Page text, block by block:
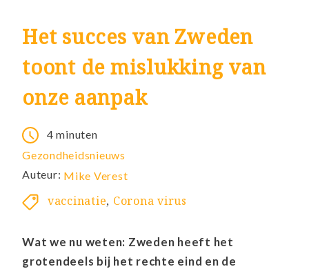
Het succes van Zweden
toont de mislukking van
onze aanpak
4 minuten
Gezondheidsnieuws
Auteur: Mike Verest
vaccinatie, Corona virus
Wat we nu weten: Zweden heeft het
grotendeels bij het rechte eind en de